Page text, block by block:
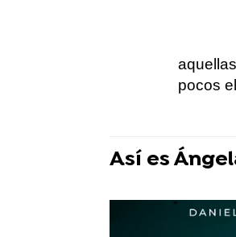
pocos
Así es